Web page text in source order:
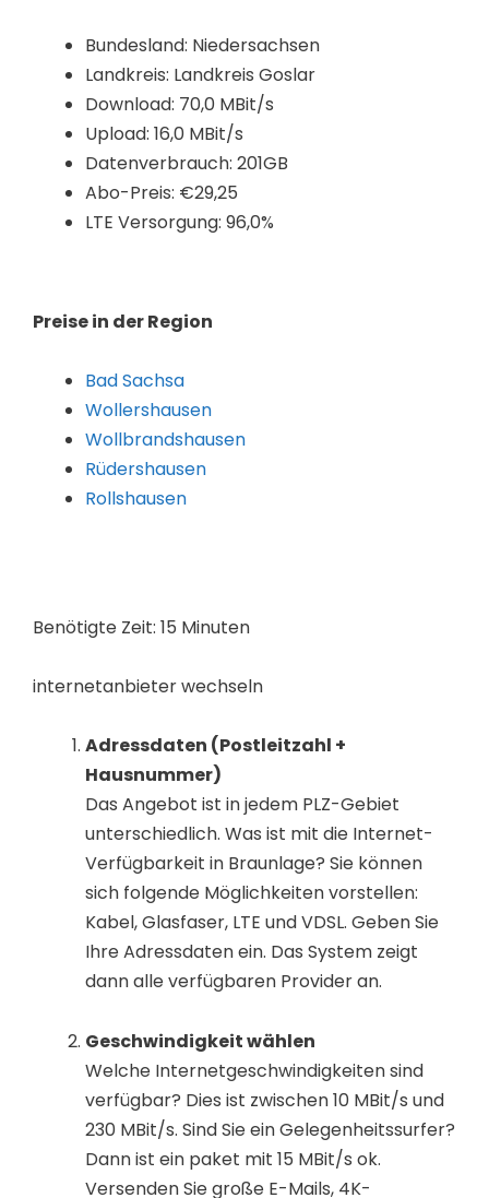
Bundesland: Niedersachsen
Landkreis: Landkreis Goslar
Download: 70,0 MBit/s
Upload: 16,0 MBit/s
Datenverbrauch: 201GB
Abo-Preis: €29,25
LTE Versorgung: 96,0%
Preise in der Region
Bad Sachsa
Wollershausen
Wollbrandshausen
Rüdershausen
Rollshausen
Benötigte Zeit: 15 Minuten
internetanbieter wechseln
Adressdaten (Postleitzahl +
Hausnummer)
Das Angebot ist in jedem PLZ-Gebiet
unterschiedlich. Was ist mit die Internet-
Verfügbarkeit in Braunlage? Sie können
sich folgende Möglichkeiten vorstellen:
Kabel, Glasfaser, LTE und VDSL. Geben Sie
Ihre Adressdaten ein. Das System zeigt
dann alle verfügbaren Provider an.
Geschwindigkeit wählen
Welche Internetgeschwindigkeiten sind
verfügbar? Dies ist zwischen 10 MBit/s und
230 MBit/s. Sind Sie ein Gelegenheitssurfer?
Dann ist ein paket mit 15 MBit/s ok.
Versenden Sie große E-Mails, 4K-